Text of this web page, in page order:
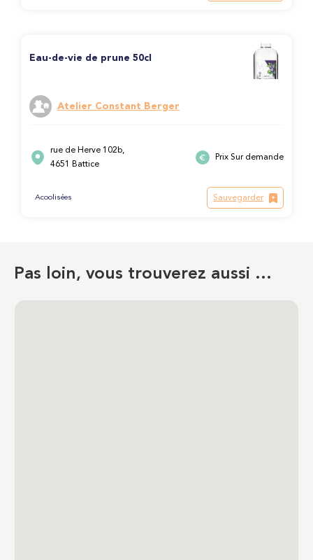
Eau-de-vie de prune 50cl
Atelier Constant Berger
rue de Herve 102b,
4651 Battice
Prix Sur demande
Acoolisées Sauvegarder
Pas loin, vous trouverez aussi …